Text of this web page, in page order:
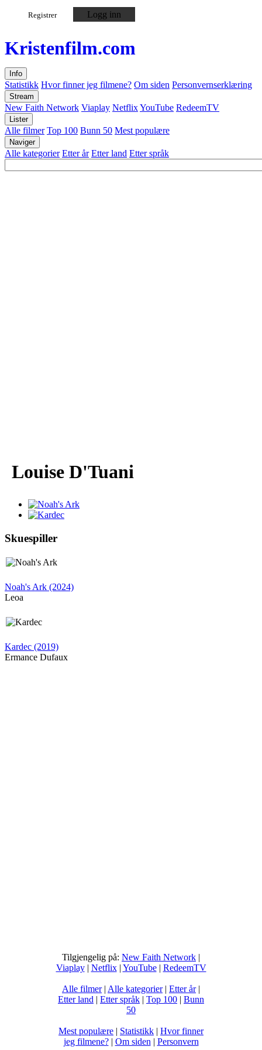
Registrer Logg inn
Kristenfilm.com
Info
Statistikk Hvor finner jeg filmene? Om siden Personvernserklæring
Stream
New Faith Network Viaplay NetflixYouTube RedeemTV
Lister
Alle filmer Top 100 Bunn 50 Mest populære
Naviger
Alle kategorier Etter år Etter land Etter språk
Louise D'Tuani
Skuespiller
Noah's Ark (2024)
Leoa
Kardec (2019)
Ermance Dufaux
Tilgjengelig på: New Faith Network |
Viaplay| Netflix| YouTube| RedeemTV
Alle filmer| Alle kategorier| Etter år|
Etter land | Etter språk | Top 100 | Bunn
50
Mest populære | Statistikk | Hvor finner
jeg filmene?| Om siden | Personvern